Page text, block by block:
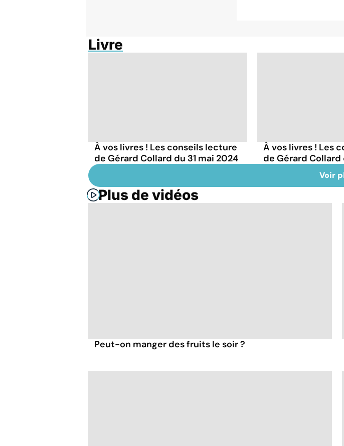
Livre
À vos livres ! Les conseils lecture
de Gérard Collard du 31 mai 2024
À vos livres ! Les
de Gérard Collard
Voir
Plus de vidéos
Peut-on manger des fruits le soir ?